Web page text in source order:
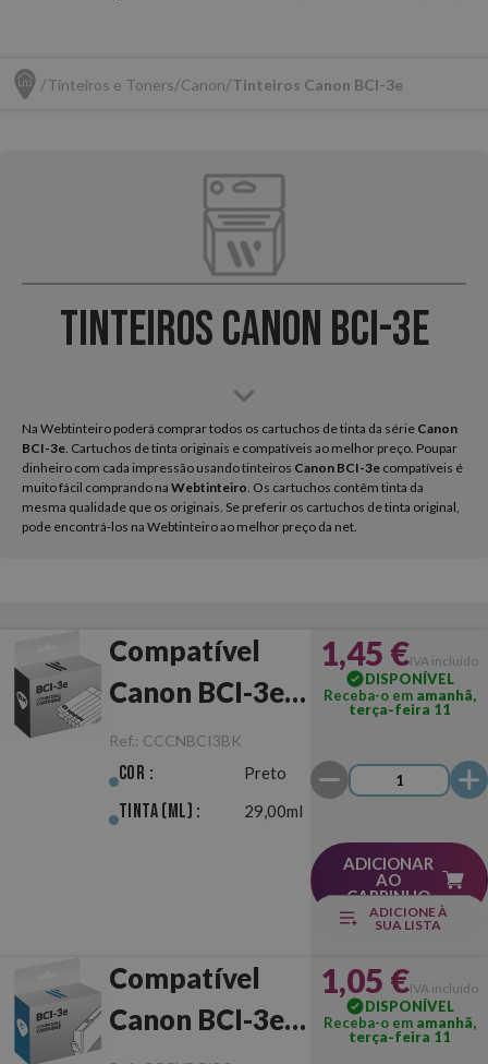
Tinteiros e Toners Canon Tinteiros Canon BCI-3e
Tinteiros Canon BCI-3e
Na Webtinteiro poderá comprar todos os cartuchos de tinta da série Canon
BCI-3e . Cartuchos de tinta originais e compatíveis ao melhor preço. Poupar
dinheiro com cada impressão usando tinteiros Canon BCI-3e compatíveis é
muito fácil comprando na Webtinteiro . Os cartuchos contêm tinta da
mesma qualidade que os originais. Se preferir os cartuchos de tinta original,
pode encontrá-los na Webtinteiro ao melhor preço da net.
Compatível
Canon BCI-3e
Preto
Ref.: CCCNBCI3BK
Cor : Preto
Tinta (ml) : 29,00ml
1,45 €IVA incluído
DISPONÍVEL
Receba-o em amanhã,
terça-feira 11
ADICIONAR
AO
CARRINHO
ADICIONE À
SUA LISTA
Compatível
Canon BCI-3e
1,05 €IVA incluído
DISPONÍVEL
Receba-o em amanhã,
terça-feira 11